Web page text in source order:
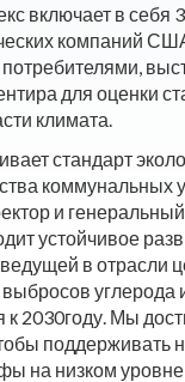
включает в себя
компаний
для оценки
климата.
стандарт
коммунальных
и
устойчивое
в отрасли
углерода
2030году. Мы
поддерживать
на низком